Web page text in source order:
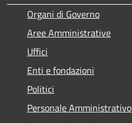
Organi di Governo
Aree Amministrative
Uffici
Enti e fondazioni
Politici
Personale Amministrativo